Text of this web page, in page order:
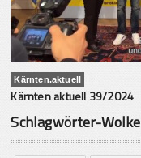
Kärnten.aktuell
Kärnten aktuell 39/2024
Schlagwörter-Wolke